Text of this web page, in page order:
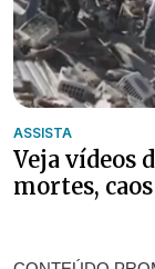
ASSISTA
Veja vídeos
mortes,